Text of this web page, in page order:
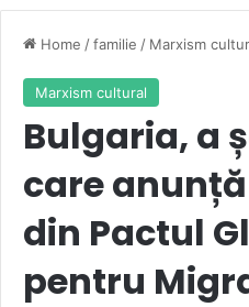
Home /familie / Marxism
Marxism cultural
Bulgaria, a
care
din Pactul
pentru